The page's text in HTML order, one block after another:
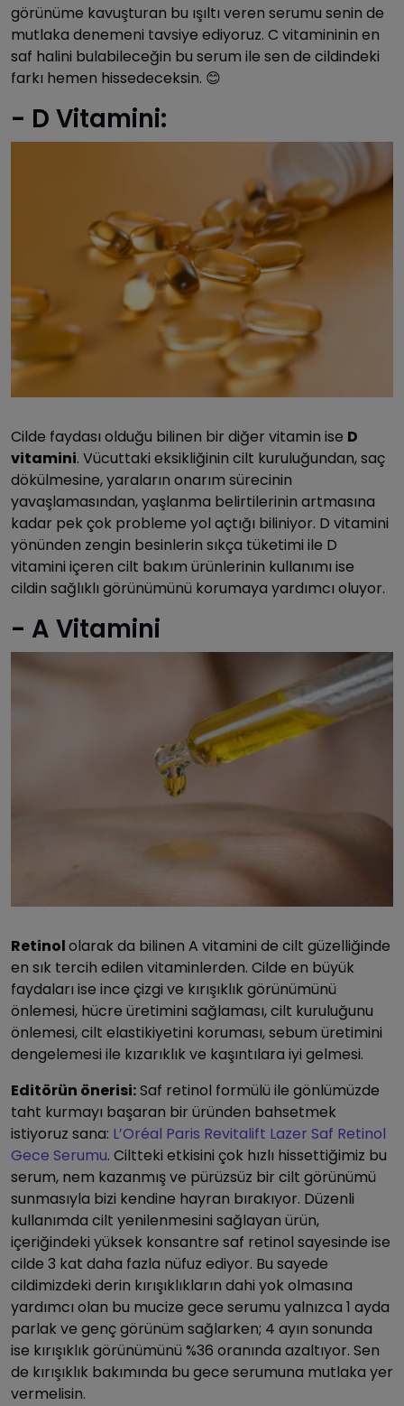
görünüme kavuşturan bu ışıltı veren serumu senin de
mutlaka denemeni tavsiye ediyoruz. C vitamininin en
saf halini bulabileceğin bu serum ile sen de cildindeki
farkı hemen hissedeceksin. 😊
- D Vitamini:
Cilde faydası olduğu bilinen bir diğer vitamin ise D
vitamini. Vücuttaki eksikliğinin cilt kuruluğundan, saç
dökülmesine, yaraların onarım sürecinin
yavaşlamasından, yaşlanma belirtilerinin artmasına
kadar pek çok probleme yol açtığı biliniyor. D vitamini
yönünden zengin besinlerin sıkça tüketimi ile D
vitamini içeren cilt bakım ürünlerinin kullanımı ise
cildin sağlıklı görünümünü korumaya yardımcı oluyor.
- A Vitamini
Retinololarak da bilinen A vitamini de cilt güzelliğinde
en sık tercih edilen vitaminlerden. Cilde en büyük
faydaları ise ince çizgi ve kırışıklık görünümünü
önlemesi, hücre üretimini sağlaması, cilt kuruluğunu
önlemesi, cilt elastikiyetini koruması, sebum üretimini
dengelemesi ile kızarıklık ve kaşıntılara iyi gelmesi.
Editörün önerisi:Saf retinol formülü ile gönlümüzde
taht kurmayı başaran bir üründen bahsetmek
istiyoruz sana: L’Oréal Paris Revitalift Lazer Saf Retinol
Gece Serumu. Ciltteki etkisini çok hızlı hissettiğimiz bu
serum, nem kazanmış ve pürüzsüz bir cilt görünümü
sunmasıyla bizi kendine hayran bırakıyor. Düzenli
kullanımda cilt yenilenmesini sağlayan ürün,
içeriğindeki yüksek konsantre saf retinol sayesinde ise
cilde 3 kat daha fazla nüfuz ediyor. Bu sayede
cildimizdeki derin kırışıklıkların dahi yok olmasına
yardımcı olan bu mucize gece serumu yalnızca 1 ayda
parlak ve genç görünüm sağlarken; 4 ayın sonunda
ise kırışıklık görünümünü %36 oranında azaltıyor. Sen
de kırışıklık bakımında bu gece serumuna mutlaka yer
vermelisin.